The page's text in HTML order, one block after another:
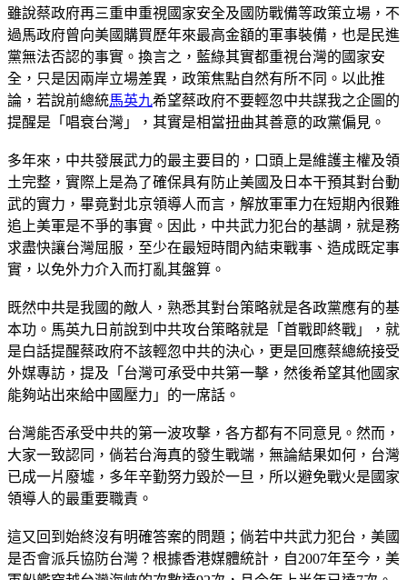
雖說蔡政府再三重申重視國家安全及國防戰備等政策立場，不
過馬政府曾向美國購買歷年來最高金額的軍事裝備，也是民進
黨無法否認的事實。換言之，藍綠其實都重視台灣的國家安
全，只是因兩岸立場差異，政策焦點自然有所不同。以此推
論，若說前總統馬英九希望蔡政府不要輕忽中共謀我之企圖的
提醒是「唱衰台灣」，其實是相當扭曲其善意的政黨偏見。
多年來，中共發展武力的最主要目的，口頭上是維護主權及領
土完整，實際上是為了確保具有防止美國及日本干預其對台動
武的實力，畢竟對北京領導人而言，解放軍軍力在短期內很難
追上美軍是不爭的事實。因此，中共武力犯台的基調，就是務
求盡快讓台灣屈服，至少在最短時間內結束戰事、造成既定事
實，以免外力介入而打亂其盤算。
既然中共是我國的敵人，熟悉其對台策略就是各政黨應有的基
本功。馬英九日前說到中共攻台策略就是「首戰即終戰」，就
是白話提醒蔡政府不該輕忽中共的決心，更是回應蔡總統接受
外媒專訪，提及「台灣可承受中共第一擊，然後希望其他國家
能夠站出來給中國壓力」的一席話。
台灣能否承受中共的第一波攻擊，各方都有不同意見。然而，
大家一致認同，倘若台海真的發生戰端，無論結果如何，台灣
已成一片廢墟，多年辛勤努力毀於一旦，所以避免戰火是國家
領導人的最重要職責。
這又回到始終沒有明確答案的問題；倘若中共武力犯台，美國
是否會派兵協防台灣？根據香港媒體統計，自2007年至今，美